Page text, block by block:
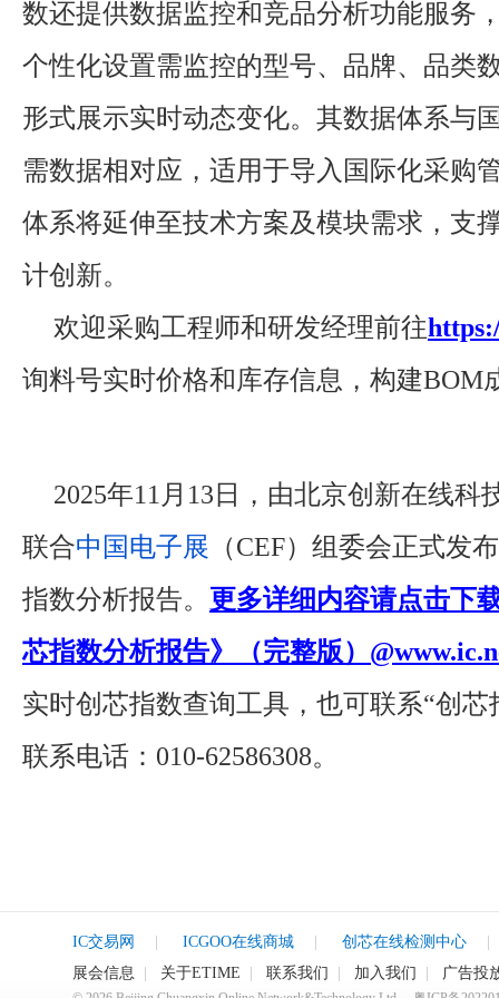
数还提供数据监控和竞品分析功能服务
个性化设置需监控的型号、品牌、品类
形式展示实时动态变化。其数据体系与
需数据相对应，适用于导入国际化采购
体系将延伸至技术方案及模块需求，支
计创新。
欢迎采购工程师和研发经理前往
询料号实时价格和库存信息，构建BOM
2025年11月13日，由北京创新在线科
联合中国电子展 （CEF）组委会正式发
指数分析报告。 更多详细内容请点击下
芯指数分析报告》（完整版）
实时创芯指数查询工具，也可联系“创芯
联系电话：010-62586308。
IC交易网 ICGOO在线商城 创芯在线检测中心
展会信息
关于ETIME 联系我们 加入我们 广告投